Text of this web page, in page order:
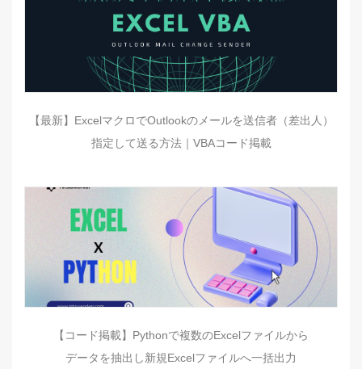
【最新】ExcelマクロでOutlookのメールを送信者（差出人）
指定して送る方法｜VBAコード掲載
【コード掲載】Pythonで複数のExcelファイルから
データを抽出し新規Excelファイルへ一括出力